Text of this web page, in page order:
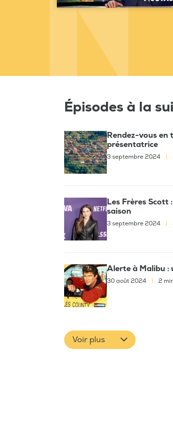
Épisodes à la
Rendez-vous en
présentatrice
3 septembre 2024
Les Frères Scott
saison
3 septembre 2024
Alerte à Malibu :
30 août 2024 2
Voir plus